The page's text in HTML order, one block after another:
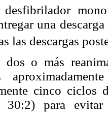
una
las descargas
dos o más
cinco ciclos
30:2) para